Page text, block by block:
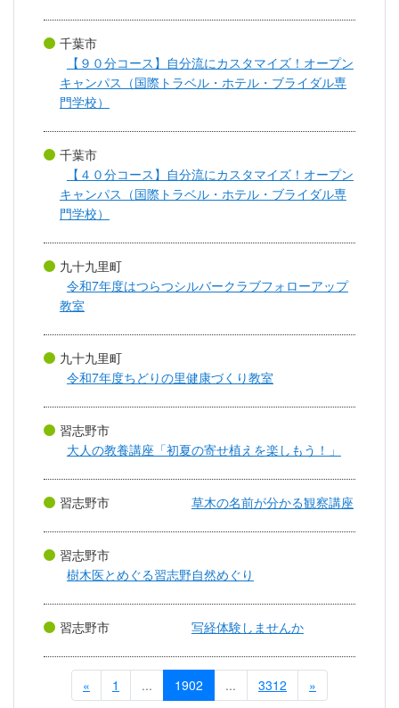
千葉市
【９０分コース】自分流にカスタマイズ！オープン
キャンパス（国際トラベル・ホテル・ブライダル専
門学校）
千葉市
【４０分コース】自分流にカスタマイズ！オープン
キャンパス（国際トラベル・ホテル・ブライダル専
門学校）
九十九里町
令和7年度はつらつシルバークラブフォローアップ
教室
九十九里町
令和7年度ちどりの里健康づくり教室
習志野市
大人の教養講座「初夏の寄せ植えを楽しもう！」
習志野市 草木の名前が分かる観察講座
習志野市
樹木医とめぐる習志野自然めぐり
習志野市 写経体験しませんか
« 1 ... 1902 ... 3312 »